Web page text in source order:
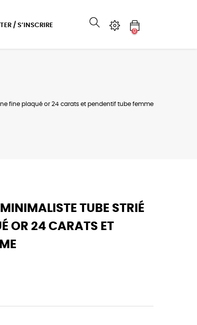
/ S’INSCRIRE
0
fine plaqué or 24 carats et pendentif tube femme
TUBE STRIÉ
OR 24 CARATS ET